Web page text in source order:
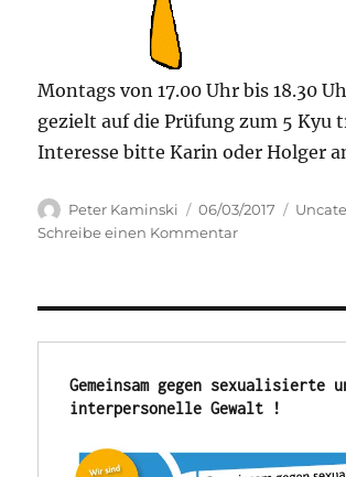
Montags von 17.00 Uhr bis 18.30
gezielt auf die Prüfung zum 5 Kyu
Interesse bitte Karin oder Holger
Autor
Peter Kaminski
Veröffentlicht
am
06/03/2017
Schreibe einen Kommentarzu
Gemeinsam gegen sexualisierte
interpersonelle Gewalt !